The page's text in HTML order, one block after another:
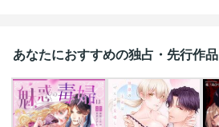
あなたにおすすめの独占・先行作品